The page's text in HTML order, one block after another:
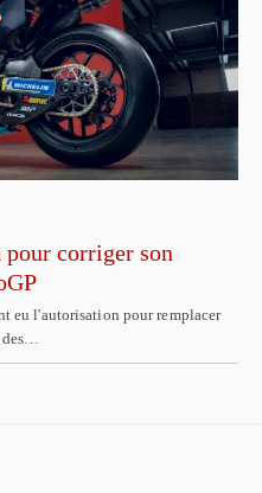
corriger son
eu l'autorisation pour remplacer